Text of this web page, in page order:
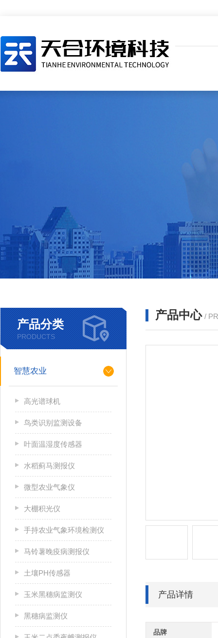
产品分类
PRODUCTS
智慧农业
高光谱球机
鸟类识别监测设备
叶面温湿度传感器
水稻蓟马测报仪
微型农业气象仪
大棚积光仪
手持农业气象环境检测仪
马铃薯晚疫病测报仪
土壤PH传感器
玉米黑穗病监测仪
黑穗病监测仪
产品中心 /
产品详情
品牌